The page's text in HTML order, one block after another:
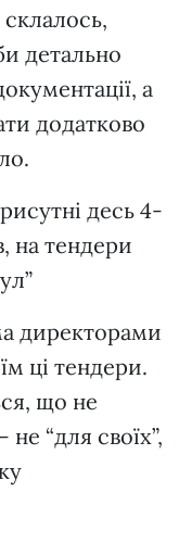
детально
а
додатково
десь 4-
на тендери
директорами
ці тендери.
що не
не “для своїх”,